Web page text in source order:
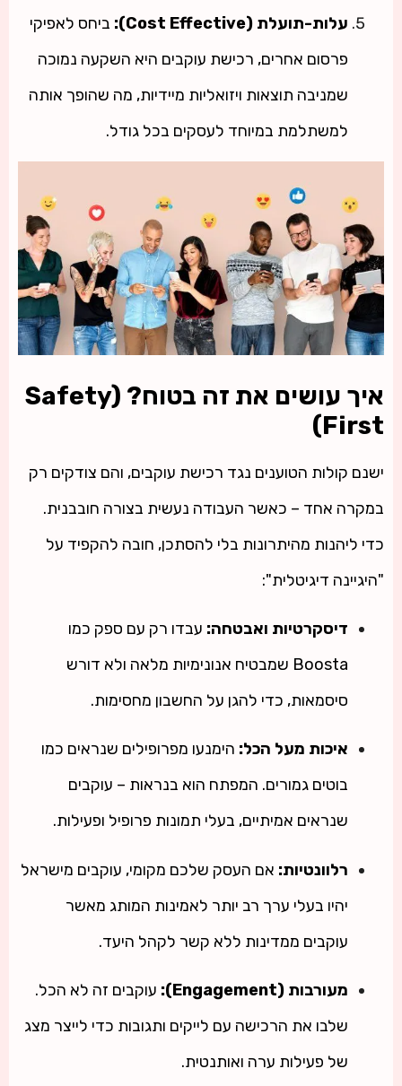
עלות-תועלת (Cost Effective):
ביחס לאפיקי
פרסום אחרים, רכישת עוקבים היא השקעה נמוכה
שמניבה תוצאות ויזואליות מיידיות, מה שהופך אותה
למשתלמת במיוחד לעסקים בכל גודל.
איך עושים את זה בטוח? (Safety
First)
ישנם קולות הטוענים נגד רכישת עוקבים, והם צודקים רק
במקרה אחד – כאשר העבודה נעשית בצורה חובבנית.
כדי ליהנות מהיתרונות בלי להסתכן, חובה להקפיד על
"היגיינה דיגיטלית":
דיסקרטיות ואבטחה: עבדו רק עם ספק כמו
Boosta שמבטיח אנונימיות מלאה ולא דורש
סיסמאות, כדי להגן על החשבון מחסימות.
איכות מעל הכל: הימנעו מפרופילים שנראים כמו
בוטים גמורים. המפתח הוא בנראות – עוקבים
שנראים אמיתיים, בעלי תמונות פרופיל ופעילות.
רלוונטיות: אם העסק שלכם מקומי, עוקבים מישראל
יהיו בעלי ערך רב יותר לאמינות המותג מאשר
עוקבים ממדינות ללא קשר לקהל היעד.
מעורבות (Engagement):
עוקבים זה לא הכל.
שלבו את הרכישה עם לייקים ותגובות כדי לייצר מצג
של פעילות ערה ואותנטית.